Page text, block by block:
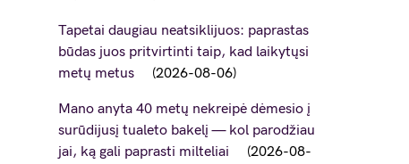
Tapetai daugiau neatsiklijuos: paprastas
būdas juos pritvirtinti taip, kad laikytųsi
metų metus
2026-08-06
Mano anyta 40 metų nekreipė dėmesio į
surūdijusį tualeto bakelį — kol parodžiau
jai, ką gali paprasti milteliai
2026-08-